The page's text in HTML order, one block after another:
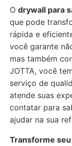
O drywall para
que pode
rápida e
você garante
mas também
JOTTA, você
serviço de
atende suas
contatar para
ajudar na sua
Transforme